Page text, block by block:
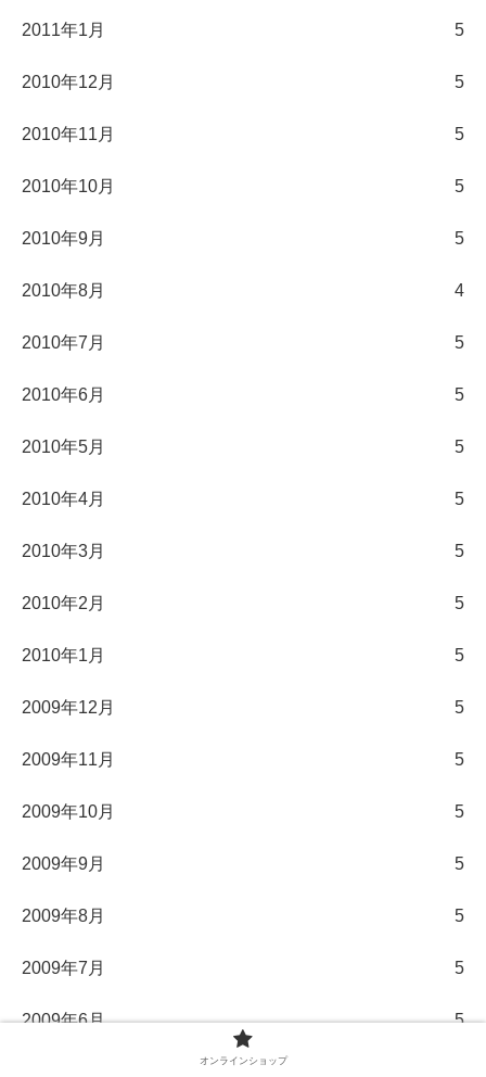
2011年1月 5
2010年12月 5
2010年11月 5
2010年10月 5
2010年9月 5
2010年8月 4
2010年7月 5
2010年6月 5
2010年5月 5
2010年4月 5
2010年3月 5
2010年2月 5
2010年1月 5
2009年12月 5
2009年11月 5
2009年10月 5
2009年9月 5
2009年8月 5
2009年7月 5
2009年6月 5
オンラインショップ